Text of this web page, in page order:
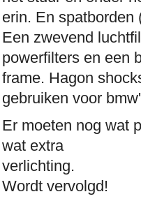
erin. En
Een zwevend
powerfilters en een
frame. Hagon
gebruiken voor
Er moeten nog wat
wat extra
Wordt vervolgd!